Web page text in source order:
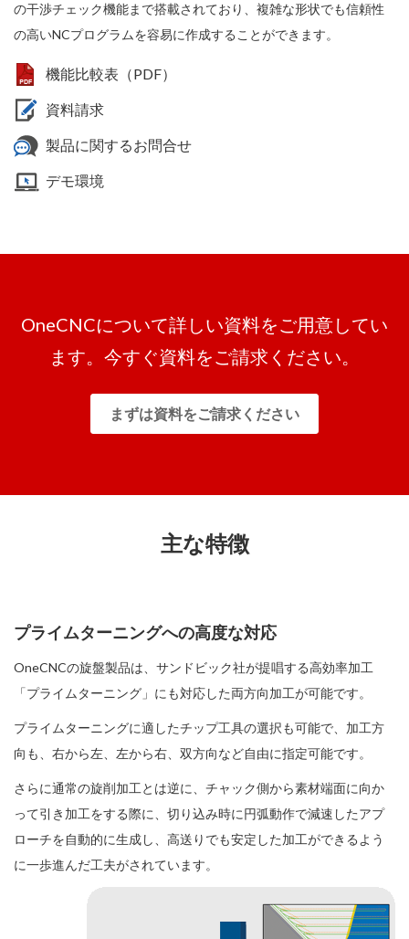
の干渉チェック機能まで搭載されており、複雑な形状でも信頼性
の高いNCプログラムを容易に作成することができます。
機能比較表（PDF）
資料請求
製品に関するお問合せ
デモ環境
OneCNCについて詳しい資料をご用意してい
ます。今すぐ資料をご請求ください。
まずは資料をご請求ください
主な特徴
プライムターニングへの高度な対応
OneCNCの旋盤製品は、サンドビック社が提唱する高効率加工
「プライムターニング」にも対応した両方向加工が可能です。
プライムターニングに適したチップ工具の選択も可能で、加工方
向も、右から左、左から右、双方向など自由に指定可能です。
さらに通常の旋削加工とは逆に、チャック側から素材端面に向か
って引き加工をする際に、切り込み時に円弧動作で減速したアプ
ローチを自動的に生成し、高送りでも安定した加工ができるよう
に一歩進んだ工夫がされています。